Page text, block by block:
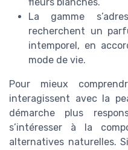
La gamme
recherchent un
intemporel, en
mode de vie.
Pour mieux
interagissent avec la
démarche plus
s’intéresser à la
alternatives naturelles.